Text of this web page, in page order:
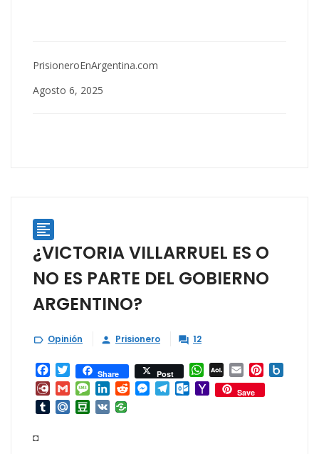
PrisioneroEnArgentina.com
Agosto 6, 2025

¿VICTORIA VILLARRUEL ES O
NO ES PARTE DEL GOBIERNO
ARGENTINO?
 Opinión  Prisionero  12
Facebook
TwitterShare Post WhatsApp
AOL
Mail
EmailPinterest
Diary.RuGmailMessage
LinkedInRedditMessenger
TelegramOutlook.com
YahooSave
TumblrMail.RuDouban
VK
◘